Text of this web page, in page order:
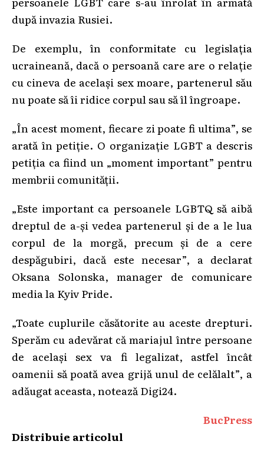
după invazia Rusiei.
De exemplu, în conformitate cu legislaţia
ucraineană, dacă o persoană care are o relaţie
cu cineva de acelaşi sex moare, partenerul său
nu poate să îi ridice corpul sau să îl îngroape.
„În acest moment, fiecare zi poate fi ultima”, se
arată în petiție. O organizaţie LGBT a descris
petiţia ca fiind un „moment important” pentru
membrii comunităţii.
„Este important ca persoanele LGBTQ să aibă
dreptul de a-şi vedea partenerul şi de a le lua
corpul de la morgă, precum şi de a cere
despăgubiri, dacă este necesar”, a declarat
Oksana Solonska, manager de comunicare
media la Kyiv Pride.
„Toate cuplurile căsătorite au aceste drepturi.
Sperăm cu adevărat că mariajul între persoane
de acelaşi sex va fi legalizat, astfel încât
oamenii să poată avea grijă unul de celălalt”, a
adăugat aceasta, notează Digi24.
BucPress
Distribuie articolul